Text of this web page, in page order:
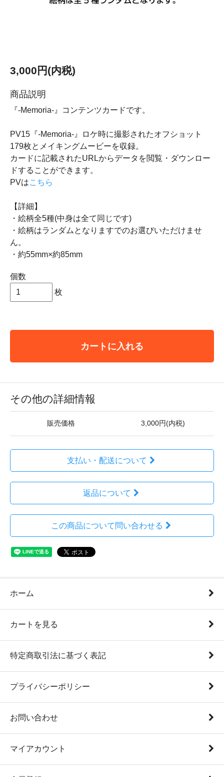
3,000円(内税)
商品説明
『-Memoria-』コンテンツカードです。
PV15『-Memoria-』ロケ時に撮影されたオフショット
179枚とメイキングムービーを収録。
カードに記載されたURLからデータを閲覧・ダウンロー
ドすることができます。
PVはこちら
【詳細】
・絵柄全5種(中身は全て同じです)
・絵柄はランダムとなりますでのお選びいただけませ
ん。
・約55mm×約85mm
個数
枚
カートに入れる
その他の詳細情報
販売価格 3,000円(内税)
支払い・配送について
返品について
この商品について問い合わせる
ホーム
カートを見る
特定商取引法に基づく表記
プライバシーポリシー
お問い合わせ
マイアカウント